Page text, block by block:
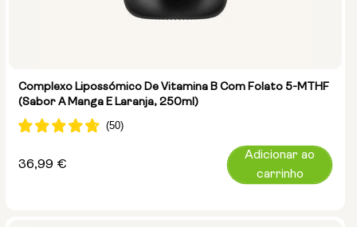
Complexo Lipossómico De Vitamina B Com Folato 5-MTHF
(Sabor A Manga E Laranja, 250ml)
Preço
36,99 €
Adicionar ao
carrinho